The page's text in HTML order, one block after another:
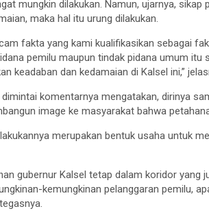
mungkin dilakukan. Namun, ujarnya, sikap
maka hal itu urung dilakukan.
fakta yang kami kualifikasikan sebagai
pemilu maupun tindak pidana umum itu
keadaban dan kedamaian di Kalsel ini,”
komentarnya mengatakan, dirinya
image ke masyarakat bahwa
merupakan bentuk usaha untuk
gubernur Kalsel tetap dalam koridor yang
kemungkinan pelanggaran pemilu,